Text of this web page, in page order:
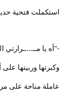
استكملت فتحية
-"أه يا
وكبرتها وربيتها
عاملة مناحة على